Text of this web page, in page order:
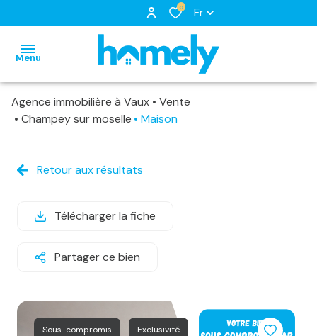
0 Fr
Menu
accueil
biens
locations
à
loués
vendus
estimation
équipe
Agence immobilière à Vaux
Vente
Champey sur moselle
Maison
Retour aux résultats
Télécharger la fiche
Partager ce bien
Sous-compromis Exclusivité